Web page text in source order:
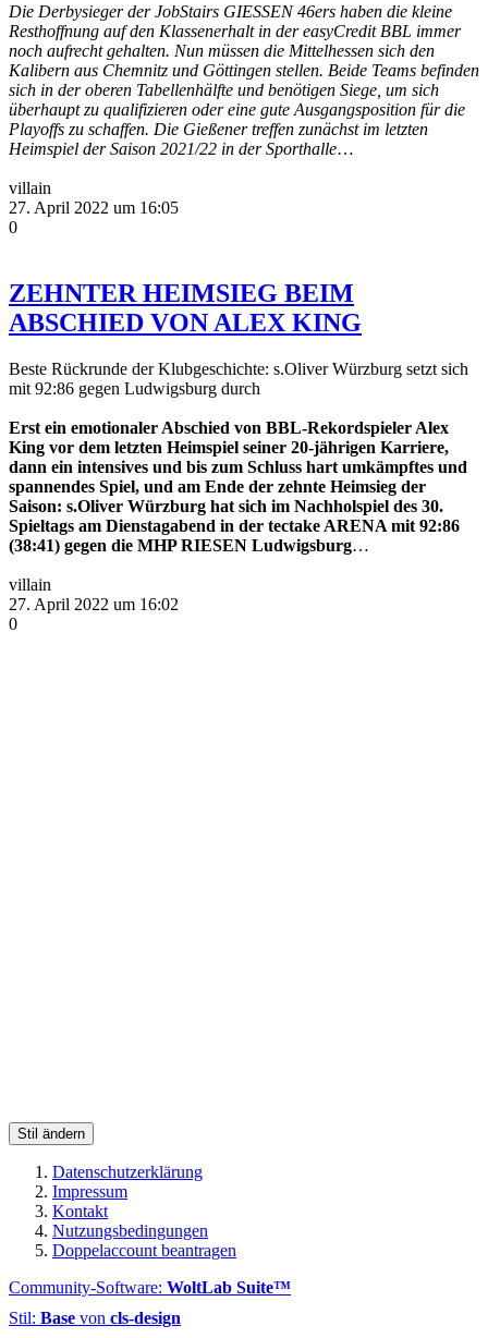
Die Derbysieger der JobStairs GIESSEN 46ers haben die kleine
Resthoffnung auf den Klassenerhalt in der easyCredit BBL immer
noch aufrecht gehalten. Nun müssen die Mittelhessen sich den
Kalibern aus Chemnitz und Göttingen stellen. Beide Teams befinden
sich in der oberen Tabellenhälfte und benötigen Siege, um sich
überhaupt zu qualifizieren oder eine gute Ausgangsposition für die
Playoffs zu schaffen. Die Gießener treffen zunächst im letzten
Heimspiel der Saison 2021/22 in der Sporthalle…
villain
27. April 2022 um 16:05
0
ZEHNTER HEIMSIEG BEIM
ABSCHIED VON ALEX KING
Beste Rückrunde der Klubgeschichte: s.Oliver Würzburg setzt sich
mit 92:86 gegen Ludwigsburg durch
Erst ein emotionaler Abschied von BBL-Rekordspieler Alex
King vor dem letzten Heimspiel seiner 20-jährigen Karriere,
dann ein intensives und bis zum Schluss hart umkämpftes und
spannendes Spiel, und am Ende der zehnte Heimsieg der
Saison: s.Oliver Würzburg hat sich im Nachholspiel des 30.
Spieltags am Dienstagabend in der tectake ARENA mit 92:86
(38:41) gegen die MHP RIESEN Ludwigsburg…
villain
27. April 2022 um 16:02
0
Stil ändern
Datenschutzerklärung
Impressum
Kontakt
Nutzungsbedingungen
Doppelaccount beantragen
Community-Software: WoltLab Suite™
Stil: Base von cls-design